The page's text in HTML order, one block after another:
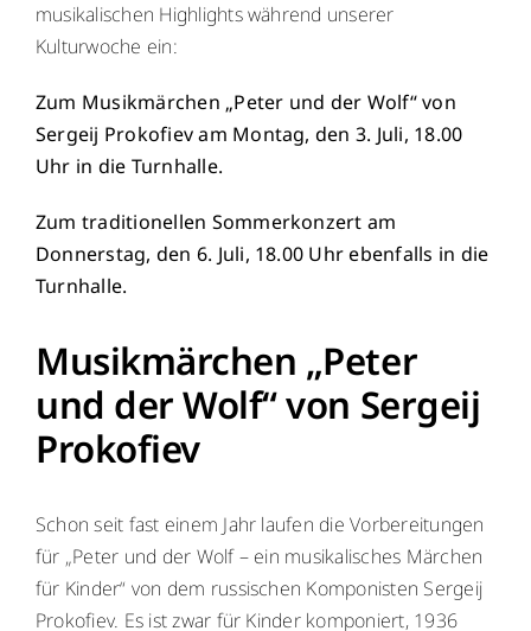
Schuldock
musikalischen Highlights während unserer
Kulturwoche ein:
Zum Musikmärchen „Peter und der Wolf“ von
Sergeij Prokofiev am Montag, den 3. Juli, 18.00
Uhr in die Turnhalle.
Zum traditionellen Sommerkonzert am
Donnerstag, den 6. Juli, 18.00 Uhr ebenfalls in die
Turnhalle.
Musikmärchen „Peter
und der Wolf“ von Sergeij
Prokofiev
Schon seit fast einem Jahr laufen die Vorbereitungen
für „Peter und der Wolf – ein musikalisches Märchen
für Kinder“ von dem russischen Komponisten Sergeij
Prokofiev. Es ist zwar für Kinder komponiert, 1936